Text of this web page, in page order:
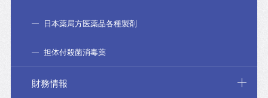
日本薬局方医薬品各種製剤
担体付殺菌消毒薬
財務情報